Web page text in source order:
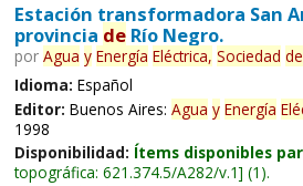
Estación transformadora San
provincia deRío Negro.
por Agua y Energía Eléctrica, Sociedad de
Idioma: Español
Editor: Buenos Aires: Agua y Energía
1998
Disponibilidad: Ítems disponibles
topográfica: 621.374.5/A282/v.1 (1).